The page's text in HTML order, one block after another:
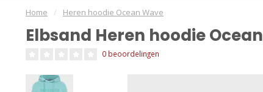
Home / Heren hoodie Ocean Wave
Elbsand Heren hoodie
0 beoordelingen